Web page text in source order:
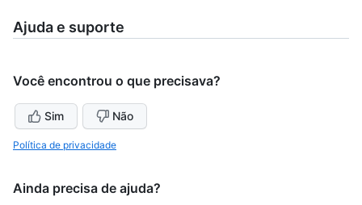
Ajuda e suporte
Você encontrou o que precisava?
Sim Não
Política de privacidade
Ainda precisa de ajuda?